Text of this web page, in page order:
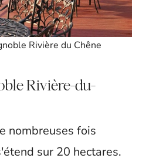
Rivière du Chêne
Rivière-du-
nombreuses fois
sur 20 hectares.